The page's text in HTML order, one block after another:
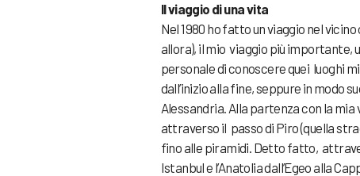
Il viaggio di una vita
Nel 1980 ho fatto un viaggio nel
allora), il mio viaggio più importante,
personale di conoscere quei luoghi
dall’inizio alla fine, seppure in modo
Alessandria. Alla partenza con la
attraverso il passo di Piro (quella
fino alle piramidi. Detto fatto,
Istanbul e l’Anatolia dall’Egeo alla